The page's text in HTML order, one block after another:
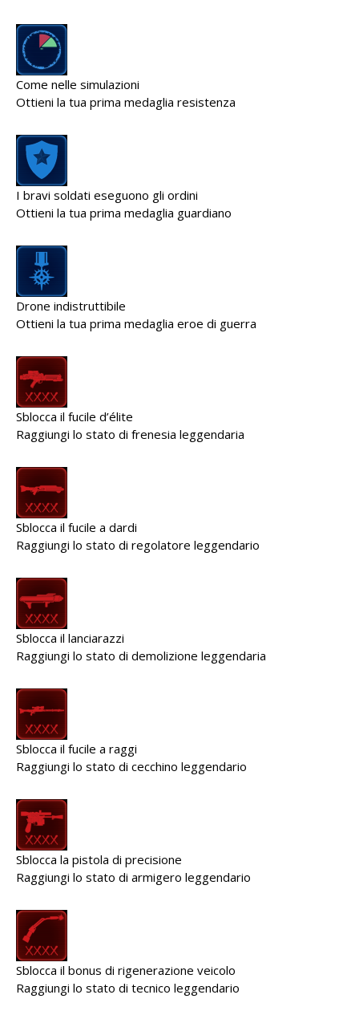
Come nelle simulazioni
Ottieni la tua prima medaglia resistenza
I bravi soldati eseguono gli ordini
Ottieni la tua prima medaglia guardiano
Drone indistruttibile
Ottieni la tua prima medaglia eroe di guerra
Sblocca il fucile d’élite
Raggiungi lo stato di frenesia leggendaria
Sblocca il fucile a dardi
Raggiungi lo stato di regolatore leggendario
Sblocca il lanciarazzi
Raggiungi lo stato di demolizione leggendaria
Sblocca il fucile a raggi
Raggiungi lo stato di cecchino leggendario
Sblocca la pistola di precisione
Raggiungi lo stato di armigero leggendario
Sblocca il bonus di rigenerazione veicolo
Raggiungi lo stato di tecnico leggendario